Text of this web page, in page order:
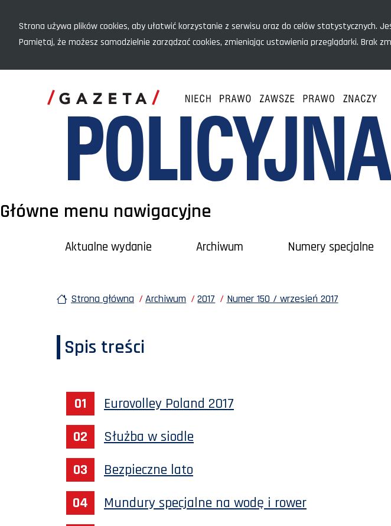
Strona używa plików cookies, aby ułatwić korzystanie z serwisu oraz do celów statystycznych.
Pamiętaj, że możesz samodzielnie zarządzać cookies, zmieniając ustawienia przeglądarki. Brak
Główne menu nawigacyjne
Aktualne wydanie Archiwum Numery specjalne
Strona główna Archiwum 2017 Numer 150 / wrzesień 2017
Spis treści
Eurovolley Poland 2017
Służba w siodle
Bezpieczne lato
Mundury specjalne na wodę i rower